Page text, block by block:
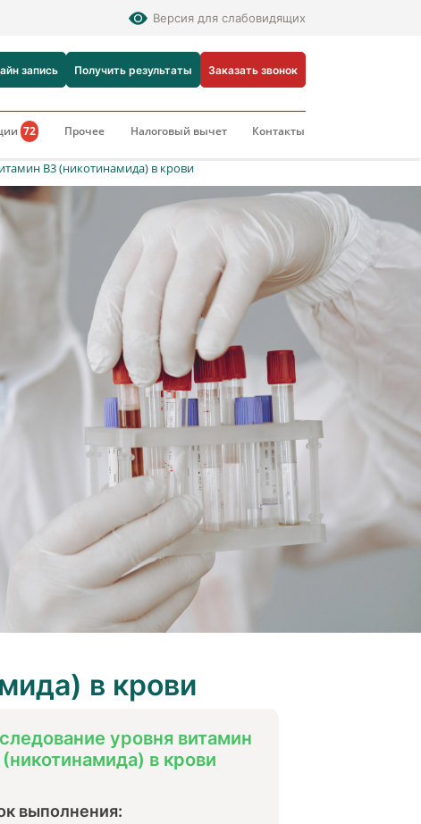
Версия для слабовидящих
запись Получить результаты Заказать звонок
72 Прочее Налоговый вычет Контакты
B3 (никотинамида) в крови
в крови
уровня витамин
в крови
выполнения: